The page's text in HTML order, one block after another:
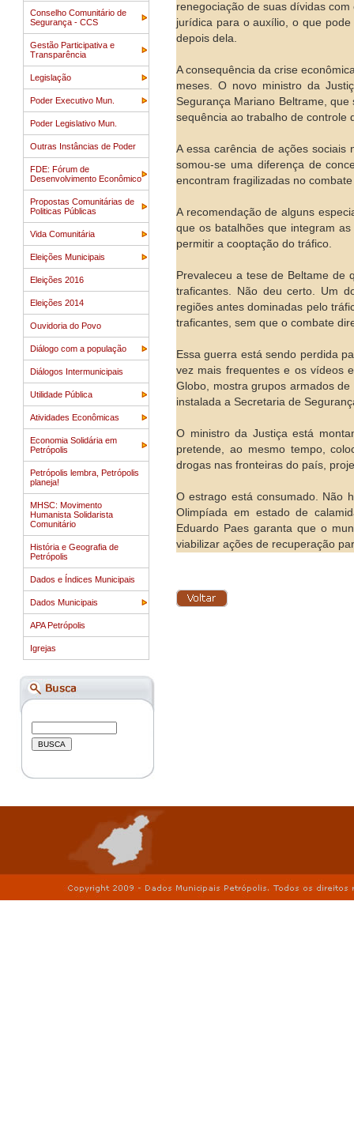
Conselho Comunitário de
Segurança - CCS
Gestão Participativa e
Transparência
Legislação
Poder Executivo Mun.
Poder Legislativo Mun.
Outras Instâncias de Poder
FDE: Fórum de
Desenvolvimento Econômico
Propostas Comunitárias de
Politicas Públicas
Vida Comunitária
Eleições Municipais
Eleições 2016
Eleições 2014
Ouvidoria do Povo
Diálogo com a população
Diálogos Intermunicipais
Utilidade Pública
Atividades Econômicas
Economia Solidária em
Petrópolis
Petrópolis lembra, Petrópolis
planeja!
MHSC: Movimento
Humanista Solidarista
Comunitário
História e Geografia de
Petrópolis
Dados e Índices Municipais
Dados Municipais
APA Petrópolis
Igrejas
renegociação de suas dívidas
jurídica para o auxílio, o que
depois dela.
A consequência da crise
meses. O novo ministro da
Segurança Mariano Beltrame,
sequência ao trabalho de controle
A essa carência de ações sociais
somou-se uma diferença de
encontram fragilizadas no
A recomendação de alguns
que os batalhões que integram
permitir a cooptação do tráfico.
Prevaleceu a tese de Beltame de
traficantes. Não deu certo. Um
regiões antes dominadas pelo
traficantes, sem que o combate
Essa guerra está sendo perdida
vez mais frequentes e os vídeos
Globo, mostra grupos armados
instalada a Secretaria de
O ministro da Justiça está
pretende, ao mesmo tempo,
drogas nas fronteiras do país,
O estrago está consumado. Não
Olimpíada em estado de
Eduardo Paes garanta que o
viabilizar ações de recuperação